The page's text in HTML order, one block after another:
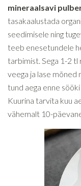
mineraalsavi
tasakaalustada
seedimisele ning
teeb enesetundele
tarbimist. Sega 1-2 tl
veega ja lase mõned
tund aega enne
Kuurina tarvita kuu
vähemalt 10-